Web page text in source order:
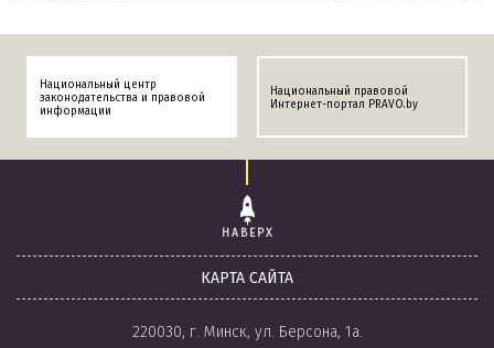
Национальный центр
законодательства и правовой
информации
Национальный правовой
Интернет-портал PRAVO.by
НАВЕРХ
КАРТА САЙТА
220030, г. Минск, ул. Берсона, 1а.